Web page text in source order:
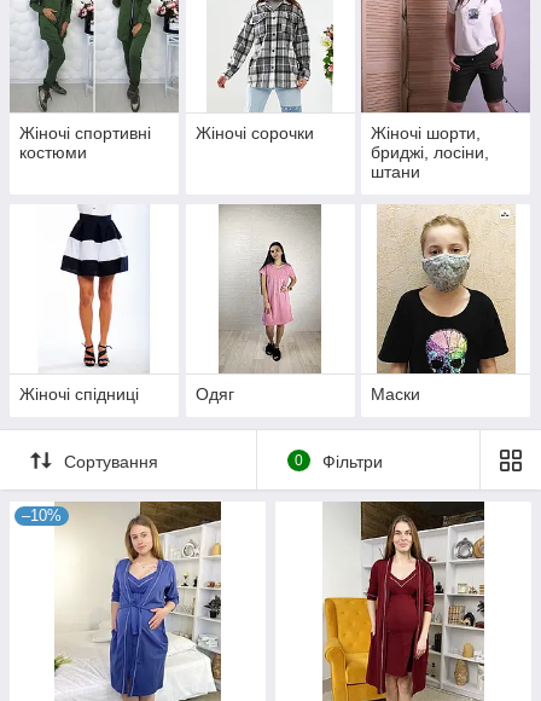
Жіночі спортивні
костюми
Жіночі сорочки
Жіночі шорти,
бриджі, лосіни,
штани
Жіночі спідниці Одяг Маски
Сортування 0 Фільтри
–10%